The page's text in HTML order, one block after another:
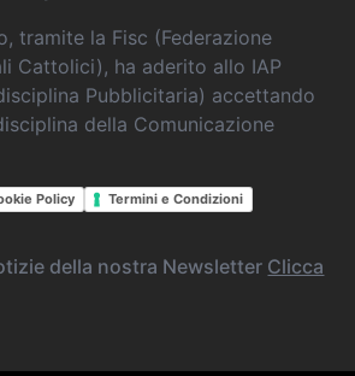
tramite la Fisc (Federazione
Cattolici), ha aderito allo IAP
Pubblicitaria) accettando
della Comunicazione
Policy Termini e Condizioni
della nostra Newsletter Clicca